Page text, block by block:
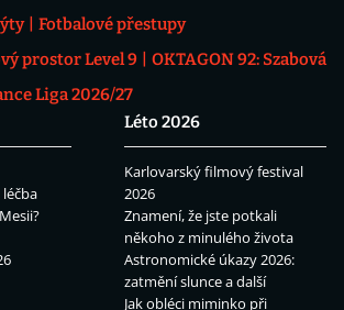
Fotbalové přestupy
prostor Level 9
OKTAGON 92: Szabová
Liga 2026/27
Léto 2026
Karlovarský filmový festival
2026
Znamení, že jste potkali
někoho z minulého života
Astronomické úkazy 2026:
zatmění slunce a další
Jak obléci miminko při